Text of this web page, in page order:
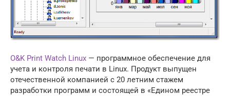
O&K Print Watch Linux — программное обеспечение для
учета и контроля печати в Linux. Продукт выпущен
отечественной компанией с 20 летним стажем
разработки программ и состоящей в «Едином реестре